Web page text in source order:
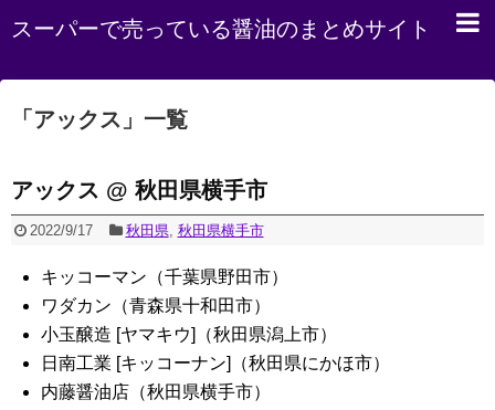
スーパーで売っている醤油のまとめサイト
「 アックス 」 一覧
アックス @ 秋田県横手市
2022/9/17 秋田県, 秋田県横手市
キッコーマン（千葉県野田市）
ワダカン（青森県十和田市）
小玉醸造 [ヤマキウ]（秋田県潟上市）
日南工業 [キッコーナン]（秋田県にかほ市）
内藤醤油店（秋田県横手市）